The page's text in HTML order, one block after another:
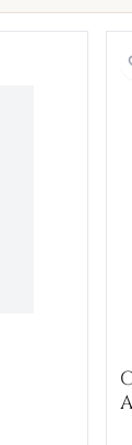
Homme Or